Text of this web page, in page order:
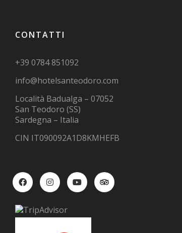
CONTATTI
+39 0784 851092
info@hotelsanteodoro.com
Località Badualga – 07052
San Teodoro (SS)
Sardegna – Italia
CIN IT090092A1D8KMHEFB